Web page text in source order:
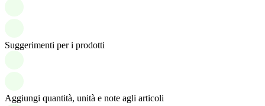
Suggerimenti per i prodotti
Aggiungi quantità, unità e note agli articoli